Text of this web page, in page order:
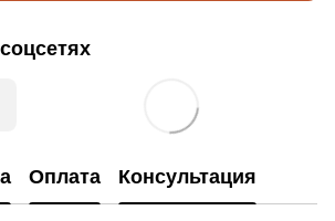
Оплата Консультация